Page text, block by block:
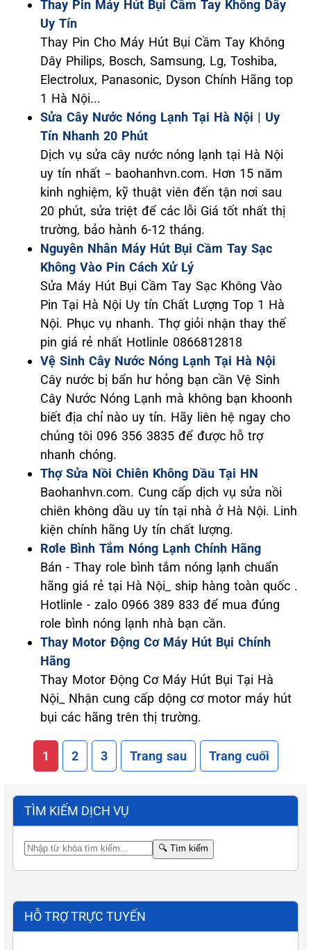
Thay Pin Máy Hút Bụi Cầm Tay Không Dây
Uy Tín
Thay Pin Cho Máy Hút Bụi Cầm Tay Không
Dây Philips, Bosch, Samsung, Lg, Toshiba,
Electrolux, Panasonic, Dyson Chính Hãng top
1 Hà Nội...
Sửa Cây Nước Nóng Lạnh Tại Hà Nội | Uy
Tín Nhanh 20 Phút
Dịch vụ sửa cây nước nóng lạnh tại Hà Nội
uy tín nhất – baohanhvn.com. Hơn 15 năm
kinh nghiệm, kỹ thuật viên đến tận nơi sau
20 phút, sửa triệt để các lỗi Giá tốt nhất thị
trường, bảo hành 6-12 tháng.
Nguyên Nhân Máy Hút Bụi Cầm Tay Sạc
Không Vào Pin Cách Xử Lý
Sửa Máy Hút Bụi Cầm Tay Sạc Không Vào
Pin Tại Hà Nội Uy tín Chất Lượng Top 1 Hà
Nội. Phục vụ nhanh. Thợ giỏi nhận thay thế
pin giá rẻ nhất Hotlinle 0866812818
Vệ Sinh Cây Nước Nóng Lạnh Tại Hà Nội
Cây nước bị bẩn hư hỏng bạn cần Vệ Sinh
Cây Nước Nóng Lạnh mà không bạn khoonh
biết địa chỉ nào uy tín. Hãy liên hệ ngay cho
chúng tôi 096 356 3835 để được hỗ trợ
nhanh chóng.
Thợ Sửa Nồi Chiên Không Dầu Tại HN
Baohanhvn.com. Cung cấp dịch vụ sửa nồi
chiên không dầu uy tín tại nhà ở Hà Nội. Linh
kiện chính hãng Uy tín chất lượng.
Rơle Bình Tắm Nóng Lạnh Chính Hãng
Bán - Thay role bình tắm nóng lạnh chuẩn
hãng giá rẻ tại Hà Nội_ ship hàng toàn quốc .
Hotlinle - zalo 0966 389 833 để mua đúng
role bình nóng lạnh nhà bạn cần.
Thay Motor Động Cơ Máy Hút Bụi Chính
Hãng
Thay Motor Động Cơ Máy Hút Bụi Tại Hà
Nội_ Nhận cung cấp dộng cơ motor máy hút
bụi các hãng trên thị trường.
1 2 3 Trang sau Trang cuối
TÌM KIẾM DỊCH VỤ
🔍 Tìm kiếm
HỖ TRỢ TRỰC TUYẾN